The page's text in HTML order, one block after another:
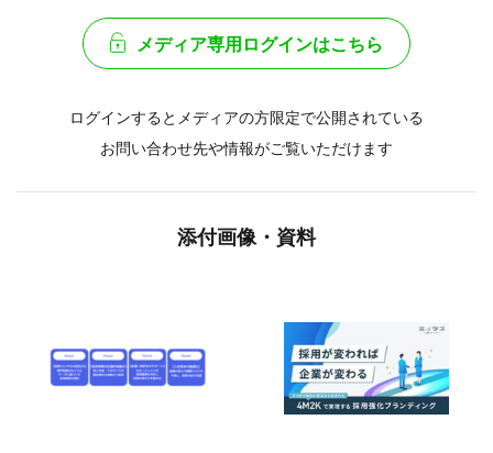
メディア専用ログインはこちら
ログインするとメディアの方限定で公開されている
お問い合わせ先や情報がご覧いただけます
添付画像・資料